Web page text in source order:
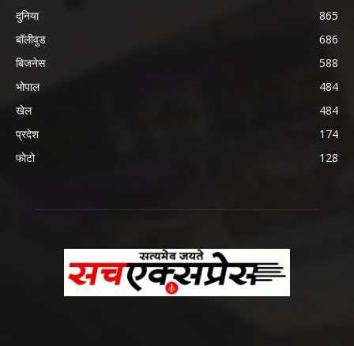
दुनिया
865
बॉलीवुड
686
बिजनेस
588
भोपाल
484
खेल
484
प्रदेश
174
फोटो
128